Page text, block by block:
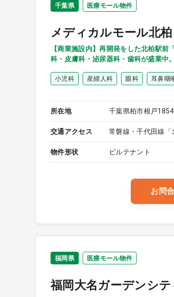
千葉県 医療モール物件
メディカルモール北
【商業施設内】再開発をした北柏駅
科・皮膚科・泌尿器科・歯科が盛業中
小児科 産婦人科 眼科 耳鼻咽
所在地 千葉県柏市根戸
交通アクセス 常磐線・千代田線
物件形状 ビルテナント
お問
福岡県 医療モール物件
福岡大名ガーデンシ